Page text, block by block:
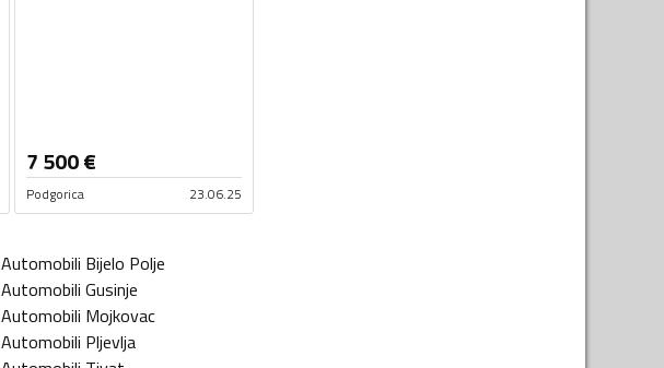
7 500€
Podgorica 23.06.25
Automobili Bijelo Polje
Automobili Gusinje
Automobili Mojkovac
Automobili Pljevlja